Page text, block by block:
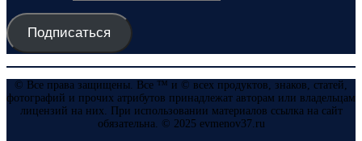
Подписаться
© Все права защищены. Все ™ и © всех продуктов, знаков, статей,
фотографий и прочих атрибутов принадлежат авторам или владельцам
лицензий на них. При использовании материалов ссылка на сайт
обязательна. © 2025 evmenov37.ru